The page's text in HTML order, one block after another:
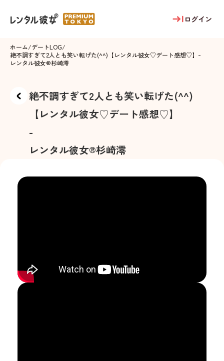
ログイン
ホーム/デートLOG/
絶不調すぎて2人とも笑い転げた(^^)【レンタル彼女♡デート感想♡】 -
レンタル彼女®杉崎澪
絶不調すぎて2人とも笑い転げた(^^)
【レンタル彼女♡デート感想♡】
-
レンタル彼女®杉崎澪